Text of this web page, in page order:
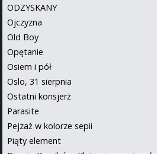
ODZYSKANY
Ojczyzna
Old Boy
Opętanie
Osiem i pół
Oslo, 31 sierpnia
Ostatni konsjerż
Parasite
Pejzaż w kolorze sepii
Piąty element